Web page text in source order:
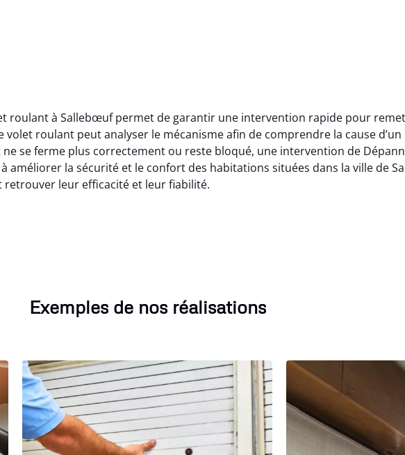
roulant à Sallebœuf permet de garantir une intervention rapide pour
roulant peut analyser le mécanisme afin de comprendre la cause d’un
se ferme plus correctement ou reste bloqué, une intervention de
améliorer la sécurité et le confort des habitations situées dans la ville de
leur efficacité et leur fiabilité.
Exemples de nos réalisations